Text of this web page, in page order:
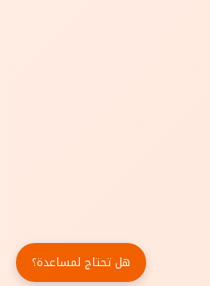
هل تحتاج لمساعدة؟